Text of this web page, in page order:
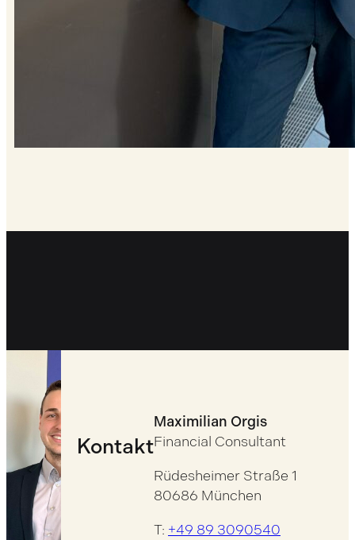
Kontakt
Maximilian Orgis
Financial Consultant
Rüdesheimer Straße 1
80686 München
T: +49 89 3090540